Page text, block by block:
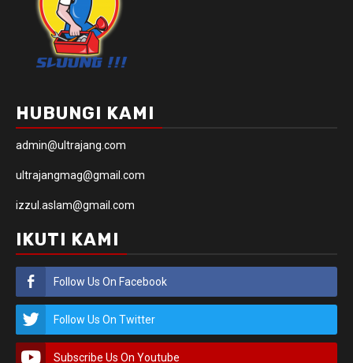
HUBUNGI KAMI
admin@ultrajang.com
ultrajangmag@gmail.com
izzul.aslam@gmail.com
IKUTI KAMI
Follow Us On Facebook
Follow Us On Twitter
Subscribe Us On Youtube